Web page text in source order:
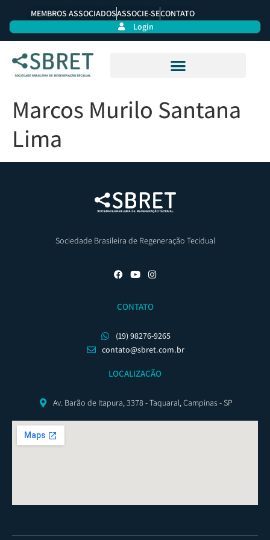
MEMBROS ASSOCIADOSASSOCIE-SECONTATO
Login
Marcos Murilo Santana
Lima
Sociedade Brasileira de Regeneração Tecidual
CONTATO
(19) 98276-9265
contato@sbret.com.br
LOCALIZAÇÃO
Av. Barão de Itapura, 3378 - Taquaral, Campinas - SP